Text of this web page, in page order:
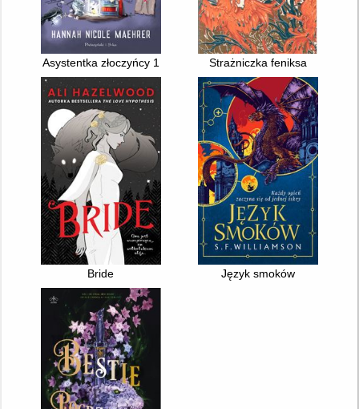
Asystentka złoczyńcy 1 Strażniczka feniksa
Bride Język smoków